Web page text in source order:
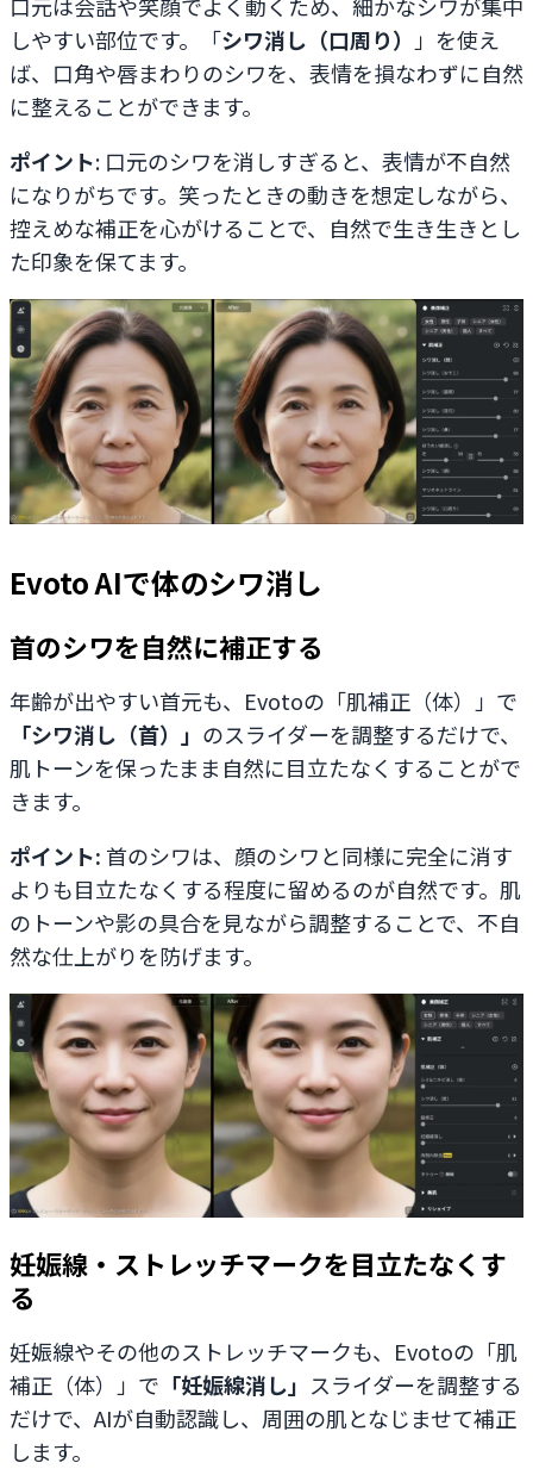
しやすい部位です。「シワ消し（口周り）
」を使え
ば、口角や唇まわりのシワを、表情を損なわずに自然
に整えることができます。
ポイント: 口元のシワを消しすぎると、表情が不自然
になりがちです。笑ったときの動きを想定しながら、
控えめな補正を心がけることで、自然で生き生きとし
た印象を保てます。
Evoto AIで体のシワ消し
首のシワを自然に補正する
年齢が出やすい首元も、Evotoの「肌補正（体）」で
「シワ消し（首）」 のスライダーを調整するだけで、
肌トーンを保ったまま自然に目立たなくすることがで
きます。
ポイント: 首のシワは、顔のシワと同様に完全に消す
よりも目立たなくする程度に留めるのが自然です。肌
のトーンや影の具合を見ながら調整することで、不自
然な仕上がりを防げます。
妊娠線・ストレッチマークを目立たなくす
る
妊娠線やその他のストレッチマークも、Evotoの「肌
補正（体）」で 「妊娠線消し」 スライダーを調整する
だけで、AIが自動認識し、周囲の肌となじませて補正
します。